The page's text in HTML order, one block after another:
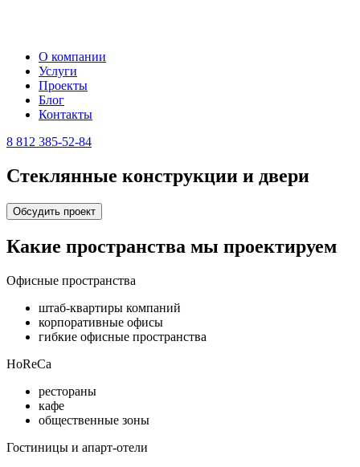
О компании
Услуги
Проекты
Блог
Контакты
8 812 385-52-84
Стеклянные конструкции и двери
Обсудить проект
Какие пространства мы проектируем
Офисные пространства
штаб-квартиры компаний
корпоративные офисы
гибкие офисные пространства
HoReCa
рестораны
кафе
общественные зоны
Гостиницы и апарт-отели